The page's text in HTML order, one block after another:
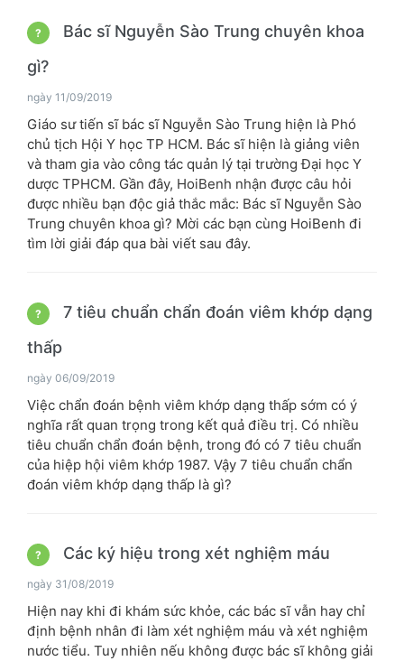
?
Bác sĩ Nguyễn Sào Trung chuyên khoa
gì?
ngày 11/09/2019
Giáo sư tiến sĩ bác sĩ Nguyễn Sào Trung hiện là Phó
chủ tịch Hội Y học TP HCM. Bác sĩ hiện là giảng viên
và tham gia vào công tác quản lý tại trường Đại học Y
dược TPHCM. Gần đây, HoiBenh nhận được câu hỏi
được nhiều bạn độc giả thắc mắc: Bác sĩ Nguyễn Sào
Trung chuyên khoa gì? Mời các bạn cùng HoiBenh đi
tìm lời giải đáp qua bài viết sau đây.
?
7 tiêu chuẩn chẩn đoán viêm khớp dạng
thấp
ngày 06/09/2019
Việc chẩn đoán bệnh viêm khớp dạng thấp sớm có ý
nghĩa rất quan trọng trong kết quả điều trị. Có nhiều
tiêu chuẩn chẩn đoán bệnh, trong đó có 7 tiêu chuẩn
của hiệp hội viêm khớp 1987. Vậy 7 tiêu chuẩn chẩn
đoán viêm khớp dạng thấp là gì?
? Các ký hiệu trong xét nghiệm máu
ngày 31/08/2019
Hiện nay khi đi khám sức khỏe, các bác sĩ vẫn hay chỉ
định bệnh nhân đi làm xét nghiệm máu và xét nghiệm
nước tiểu. Tuy nhiên nếu không được bác sĩ không giải